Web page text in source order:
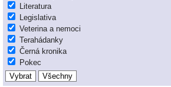
Literatura
Legislativa
Veterina a nemoci
Terahádanky
Černá kronika
Pokec